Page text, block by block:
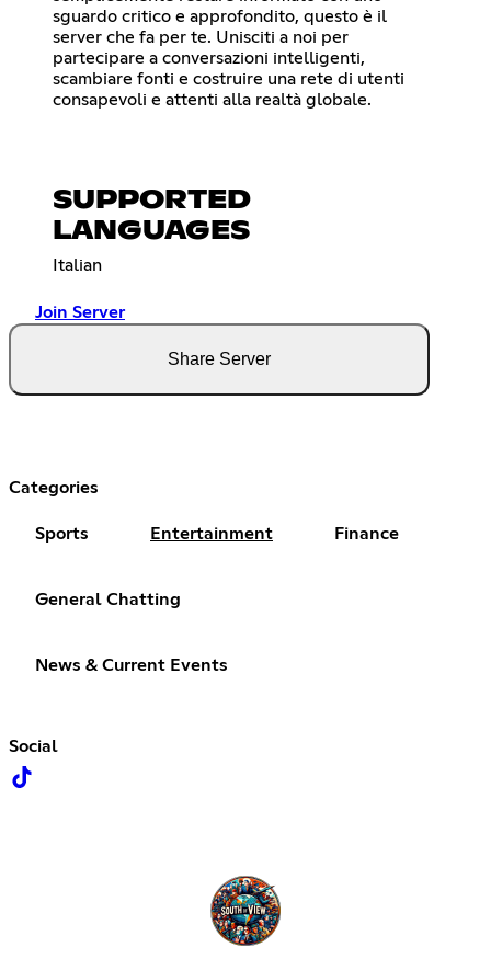
sguardo critico e approfondito, questo è il
server che fa per te. Unisciti a noi per
partecipare a conversazioni intelligenti,
scambiare fonti e costruire una rete di utenti
consapevoli e attenti alla realtà globale.
SUPPORTED
LANGUAGES
Italian
Join Server
Share Server
Categories
Sports Entertainment Finance
General Chatting
News & Current Events
Social